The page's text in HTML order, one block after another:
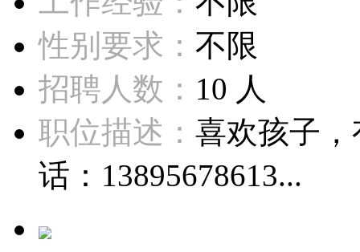
性别要求： 不限
招聘人数： 10 人
职位描述： 喜欢孩子
话：13895678613...